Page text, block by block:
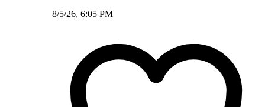
8/5/26, 6:05 PM